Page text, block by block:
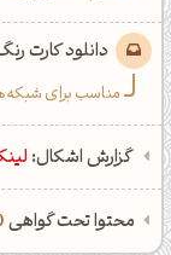
دانلود کارت
مناسب برای
گزارش اشکال:
محتوا تحت گواهی